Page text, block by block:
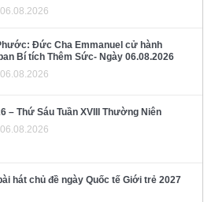
Đức Cha Emmanuel cử hành
Bí tích Thêm Sức- Ngày 06.08.2026
– Thứ Sáu Tuần XVIII Thường Niên
hát chủ đề ngày Quốc tế Giới trẻ 2027